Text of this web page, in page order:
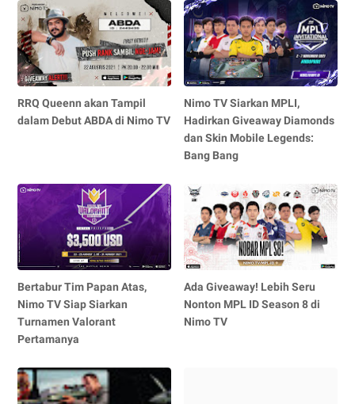
RRQ Queenn akan Tampil
dalam Debut ABDA di Nimo TV
Nimo TV Siarkan MPLI,
Hadirkan Giveaway Diamonds
dan Skin Mobile Legends:
Bang Bang
Bertabur Tim Papan Atas,
Nimo TV Siap Siarkan
Turnamen Valorant
Pertamanya
Ada Giveaway! Lebih Seru
Nonton MPL ID Season 8 di
Nimo TV